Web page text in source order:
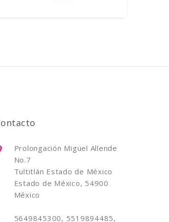
Prolongación Miguel Allende
No.7
Tultitlán Estado de México
Estado de México, 54900
México
5649845300, 5519894485,